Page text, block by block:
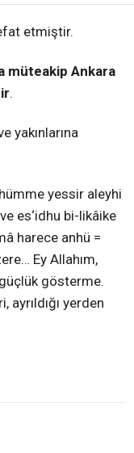
etmiştir.
müteakip Ankara
.
yakınlarına
yessir aleyhi
es‘idhu bi-likâike
harece anhü =
Ey Allahım,
gösterme.
yerden